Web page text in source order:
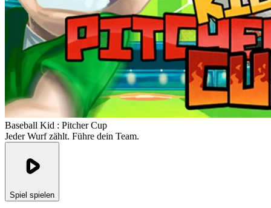
Baseball Kid : Pitcher Cup
Jeder Wurf zählt. Führe dein Team.
Spiel spielen